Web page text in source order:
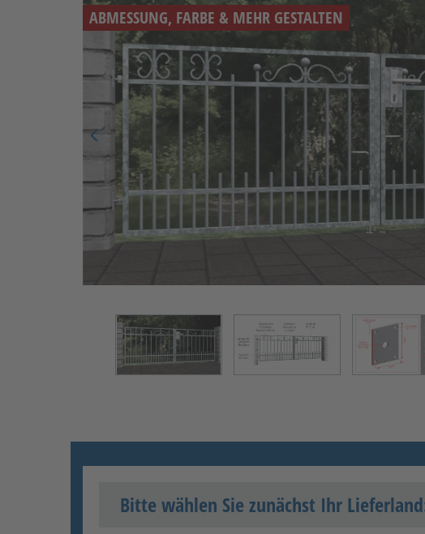
ABMESSUNG, FARBE & MEHR GESTALTEN
Bitte wählen Sie zunächst Ihr